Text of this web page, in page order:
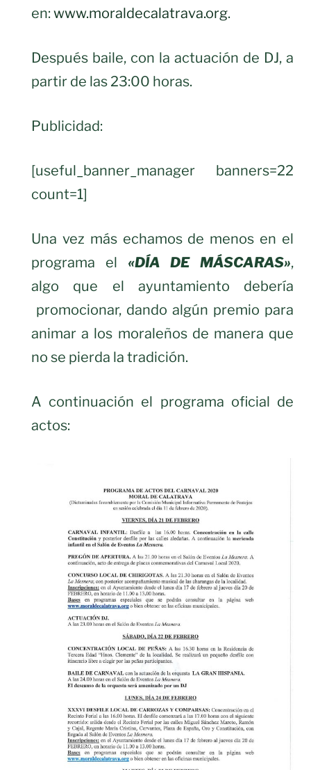
en: www.moraldecalatrava.org.
Después baile, con la actuación de DJ, a
partir de las 23:00 horas.
Publicidad:
[useful_banner_manager banners=22
count=1]
Una vez más echamos de menos en el
programa el «DÍA DE MÁSCARAS»,
algo que el ayuntamiento debería
promocionar, dando algún premio para
animar a los moraleños de manera que
no se pierda la tradición.
A continuación el programa oficial de
actos: